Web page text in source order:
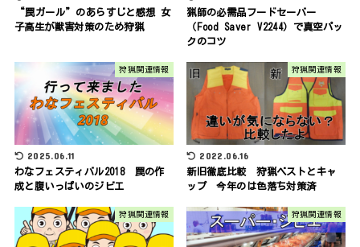
“罠ガール”のあらすじと感想 女
子高生が獣害対策のため狩猟
猟師の必需品フードセーバー
（Food Saver V2244）で真空パッ
クのコツ
狩猟関連情報
2025.06.11
わなフェスティバル2018 罠の作
成と腹いっぱいのジビエ
狩猟関連情報
2022.06.16
新旧徹底比較 狩猟ベストとキャ
ップ 今年のは色落ち対策済
狩猟関連情報 狩猟関連情報